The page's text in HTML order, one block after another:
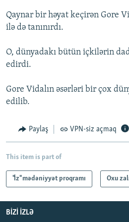
Qaynar bir həyat keçirən Gore
ilə də tanınırdı.
O, dünyadakı bütün içkilərin
edirdi.
Gore Vidalın əsərləri bir çox
edilib.
Paylaş VPN-siz açmaq
This item is part of
"İz" mədəniyyət proqramı Oxu
BIZI IZLƏ